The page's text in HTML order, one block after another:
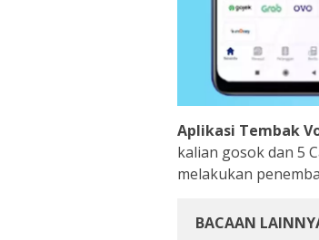
Aplikasi Tembak
kalian gosok dan 5
melakukan
BACAAN